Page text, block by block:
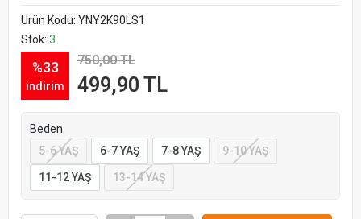
Ürün Kodu: YNY2K90LS1
Stok: 3
%33
indirim
750,00 TL
499,90 TL
Beden:
5-6 YAŞ
6-7 YAŞ 7-8 YAŞ 9-10 YAŞ
11-12 YAŞ 13-14 YAŞ